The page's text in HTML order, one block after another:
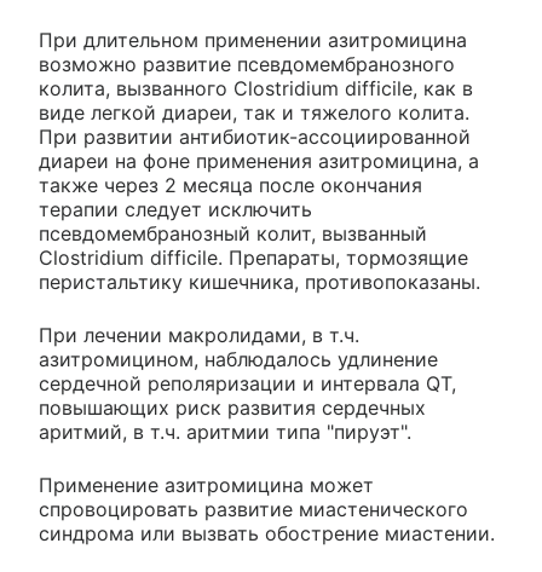
При длительном применении азитромицина
возможно развитие псевдомембранозного
колита, вызванного Clostridium difficile, как в
виде легкой диареи, так и тяжелого колита.
При развитии антибиотик-ассоциированной
диареи на фоне применения азитромицина, а
также через 2 месяца после окончания
терапии следует исключить
псевдомембранозный колит, вызванный
Clostridium difficile. Препараты, тормозящие
перистальтику кишечника, противопоказаны.
При лечении макролидами, в т.ч.
азитромицином, наблюдалось удлинение
сердечной реполяризации и интервала QT,
повышающих риск развития сердечных
аритмий, в т.ч. аритмии типа "пируэт".
Применение азитромицина может
спровоцировать развитие миастенического
синдрома или вызвать обострение миастении.